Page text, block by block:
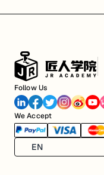
Follow Us
We Accept
EN